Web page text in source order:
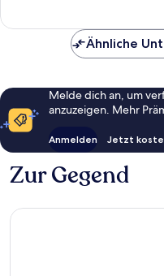
Ähnliche
Melde dich an, um
anzuzeigen. Mehr
Anmelden Jetzt
Zur Gegend